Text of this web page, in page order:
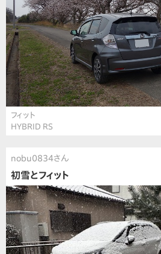
フィット
HYBRID RS
nobu0834さん
初雪とフィット